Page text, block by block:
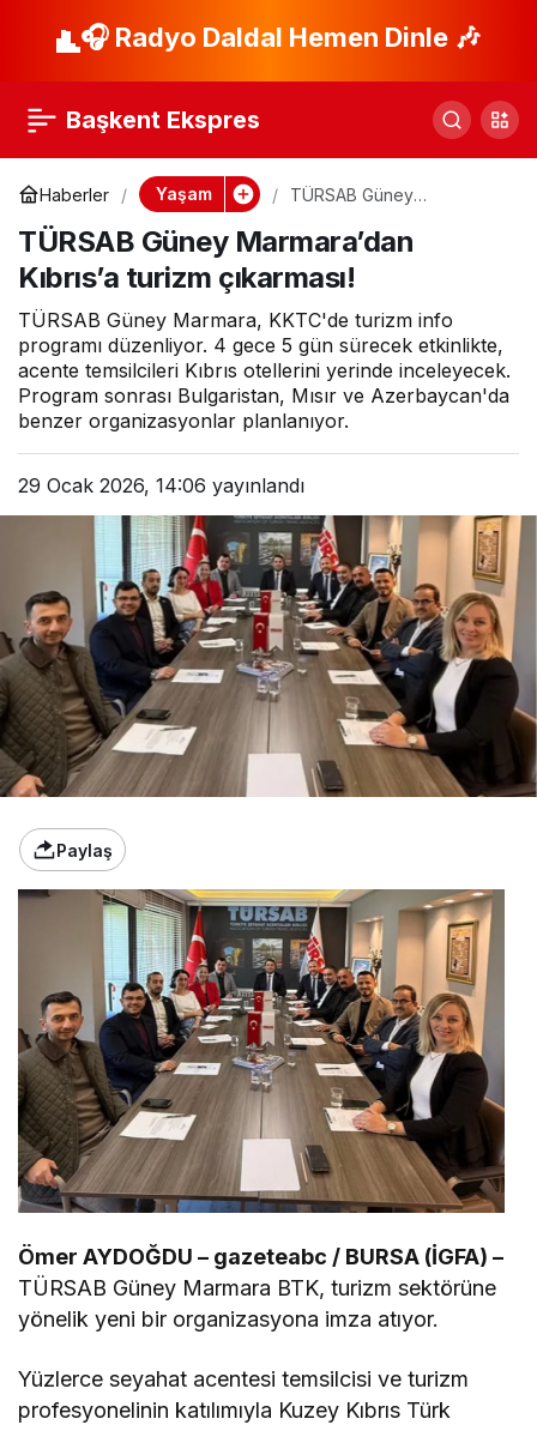
🎧 Radyo Daldal Hemen Dinle 🎶
Başkent Ekspres
Haberler Yaşam
TÜRSAB Güney
çıkarması!
TÜRSAB Güney Marmara’dan
Kıbrıs’a turizm çıkarması!
TÜRSAB Güney Marmara, KKTC'de turizm info
programı düzenliyor. 4 gece 5 gün sürecek etkinlikte,
acente temsilcileri Kıbrıs otellerini yerinde inceleyecek.
Program sonrası Bulgaristan, Mısır ve Azerbaycan'da
benzer organizasyonlar planlanıyor.
29 Ocak 2026, 14:06 yayınlandı
Paylaş
Ömer AYDOĞDU – gazeteabc / BURSA (İGFA) –
TÜRSAB Güney Marmara BTK, turizm sektörüne
yönelik yeni bir organizasyona imza atıyor.
Yüzlerce seyahat acentesi temsilcisi ve turizm
profesyonelinin katılımıyla Kuzey Kıbrıs Türk
Kadınların üretim
sergileniyor
Paylaş